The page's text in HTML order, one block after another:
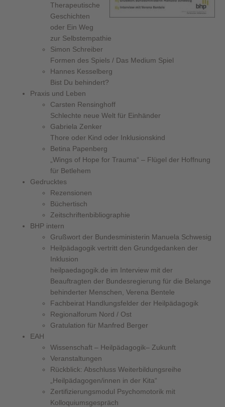
Therapeutische
Geschichten
oder Ein Weg
zur Selbstempathie
Simon Schreiber
Formen des Spiels / Das Medium Spiel
Hannes Kesselberg
Bist Du behindert?
Praxis und Leben
Carsten Rensinghoff
Schlechte neue Welt für Einhänder
Gabriela Zenker
Thore oder Kind oder Inklusionskind
Betina Papenberg
„Wings of Hope for Trauma“ – Flügel der Hoffnung
für Betlehem
Gedrucktes
Rezensionen
Büchertisch
Zeitschriftenbibliographie
BHP intern
Grußwort der Bundesministerin Manuela Schwesig
Heilpädagogik vertritt den Grundgedanken der
Inklusion
heilpaedagogik.de im Interview mit der
Beauftragten der Bundesregierung für die Belange
behinderter Menschen, Verena Bentele
Fachbeirat Handlungsfelder der Heilpädagogik
Regionalforum Nord / Ost
Gratulation für Manfred Berger
EAH
Wissenschaft – Heilpädagogik– Zukunft
Veranstaltungen
Rückblick: Abschluss Weiterbildungsreihe
„Heilpädagogen/innen in der Kita“
Zertifizierungsmodul Psychomotorik mit
Kolloquiumsgespräch